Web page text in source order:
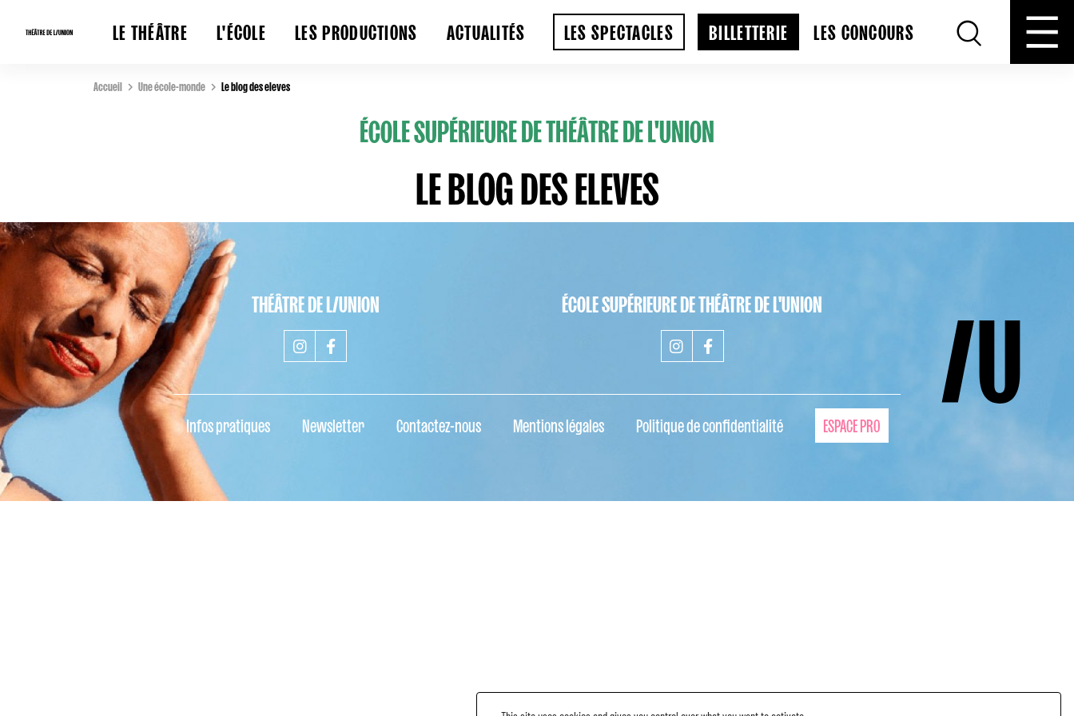
LE THÉÂTRE L'ÉCOLE LES PRODUCTIONS ACTUALITÉS LES SPECTACLES BILLETTERIE LES CONCOURS
Accueil Une école-monde Le blog des eleves
ÉCOLE SUPÉRIEURE DE THÉÂTRE DE L'UNION
LE BLOG DES ELEVES
THÉÂTRE DE L/UNION ÉCOLE SUPÉRIEURE DE THÉÂTRE DE L'UNION
Infos pratiques Newsletter Contactez-nous Mentions légales Politique de confidentialité ESPACE PRO